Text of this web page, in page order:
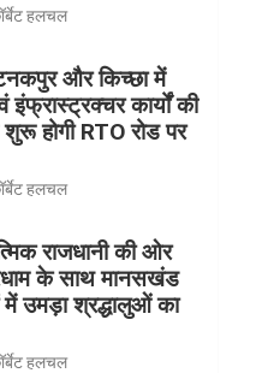
हलचल
टनकपुर और किच्छा में
इंफ्रास्ट्रक्चर कार्यों की
होगी RTO रोड पर
हलचल
राजधानी की ओर
के साथ मानसखंड
में उमड़ा श्रद्धालुओं का
हलचल